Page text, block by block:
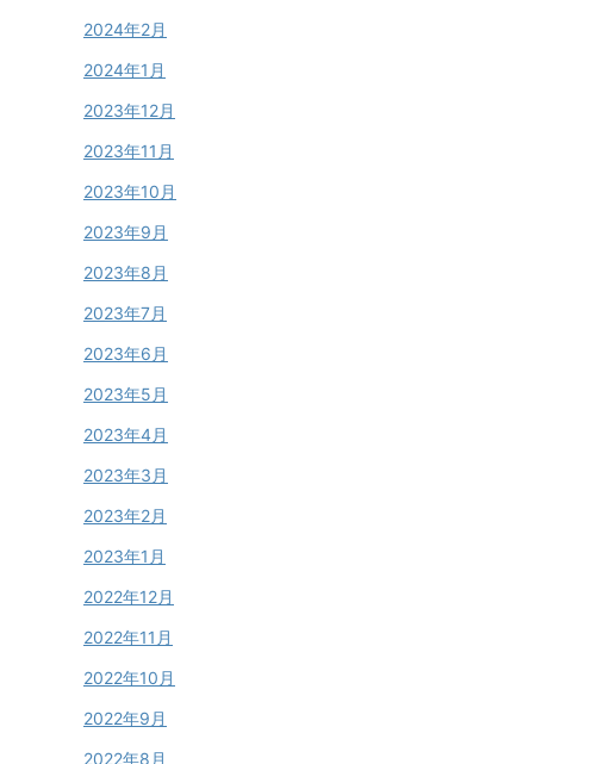
2024年2月
2024年1月
2023年12月
2023年11月
2023年10月
2023年9月
2023年8月
2023年7月
2023年6月
2023年5月
2023年4月
2023年3月
2023年2月
2023年1月
2022年12月
2022年11月
2022年10月
2022年9月
2022年8月